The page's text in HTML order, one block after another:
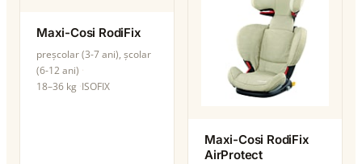
Maxi-Cosi RodiFix
preșcolar (3-7 ani), școlar
(6-12 ani)
18–36 kg ISOFIX
Maxi-Cosi RodiFix
AirProtect